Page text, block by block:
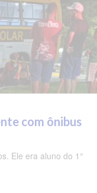
com ônibus
Ele era aluno do 1°